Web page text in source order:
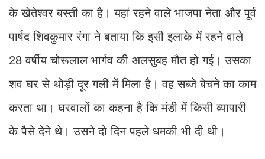
के खेतेश्वर बस्ती का है। यहां रहने वाले भाजपा नेता और पूर्व
पार्षद शिवकुमार रंगा ने बताया कि इसी इलाके में रहने वाले
28 वर्षीय चोरूलाल भार्गव की अलसुबह मौत हो गई। उसका
शव घर से थोड़ी दूर गली में मिला है। वह सब्जे बेचने का काम
करता था। घरवालों का कहना है कि मंडी में किसी व्यापारी
के पैसे देने थे। उसने दो दिन पहले धमकी भी दी थी।